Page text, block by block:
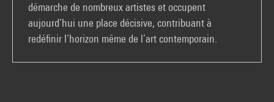
démarche de nombreux artistes et occupent
aujourd’hui une place décisive, contribuant à
redéfinir l’horizon même de l’art contemporain.